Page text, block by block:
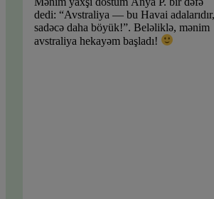
dedi: “Avstraliya — bu Havai adalarıdır,
sadəcə daha böyük!”. Beləliklə, mənim
avstraliya hekayəm başladı!